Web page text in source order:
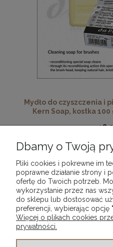
Mydło do czyszczenia i
Kern Soap, kostka
« 1 2 3
Dbamy o Twoją
Pliki cookies i pokrewne im
poprawne działanie strony i
ofertę do Twoich potrzeb.
wykorzystanie przez nas
do sklepu lub dostosować
preferencji, wybierając opcję
Więcej o plikach cookies
prywatności.